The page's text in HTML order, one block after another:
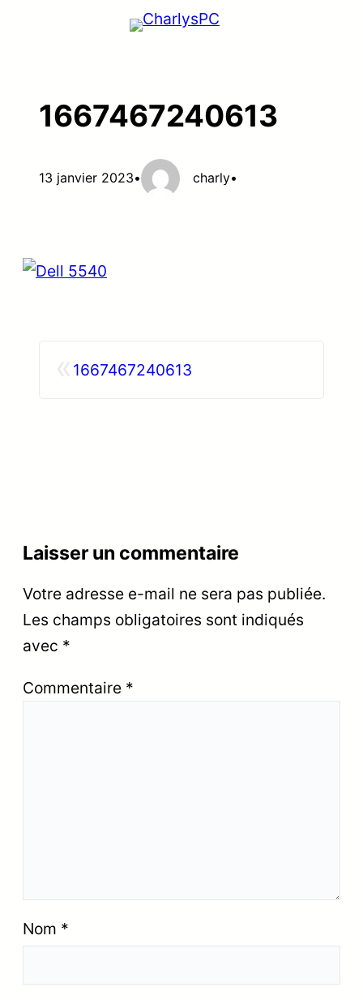
1667467240613
13 janvier 2023• charly•
1667467240613
Laisser un commentaire
Votre adresse e-mail ne sera pas publiée.
Les champs obligatoires sont indiqués
avec *
Commentaire *
Nom *